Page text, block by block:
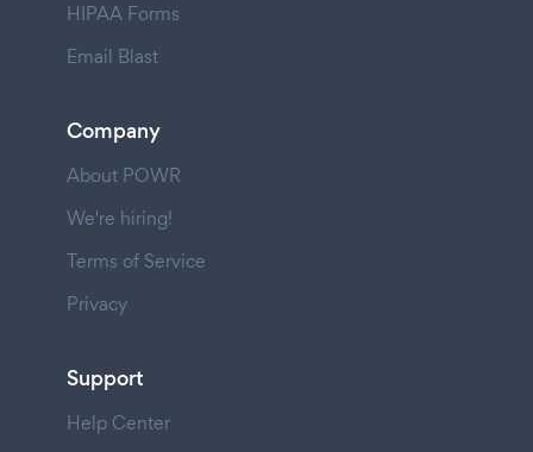
HIPAA Forms
Email Blast
Company
About POWR
We're hiring!
Terms of Service
Privacy
Support
Help Center